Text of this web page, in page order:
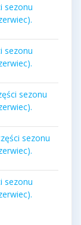
sezonu
sezonu
sezonu
sezonu
sezonu